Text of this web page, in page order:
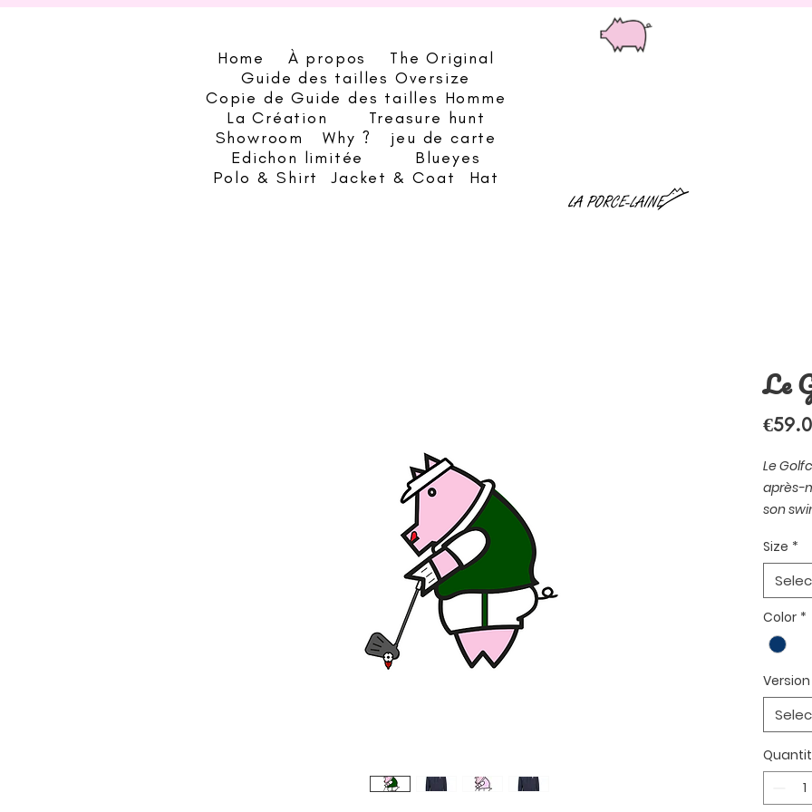
Home À propos
The Original
Guide des tailles Oversize
Copie de Guide des tailles Homme
La Création
Treasure hunt
Showroom
Why ?
jeu de carte
Edichon limitée
Blueyes
Polo & Shirt
Jacket & Coat Hat
Le
Le
après-
son
même
bon
Sweat
Size *
Color *
Version